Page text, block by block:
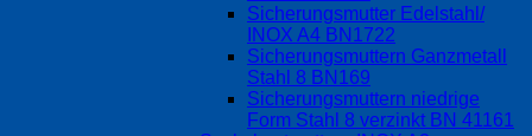
Sicherungsmutter Edelstahl/
INOX A4 BN1722
Sicherungsmuttern Ganzmetall
Stahl 8 BN169
Sicherungsmuttern niedrige
Form Stahl 8 verzinkt BN 41161